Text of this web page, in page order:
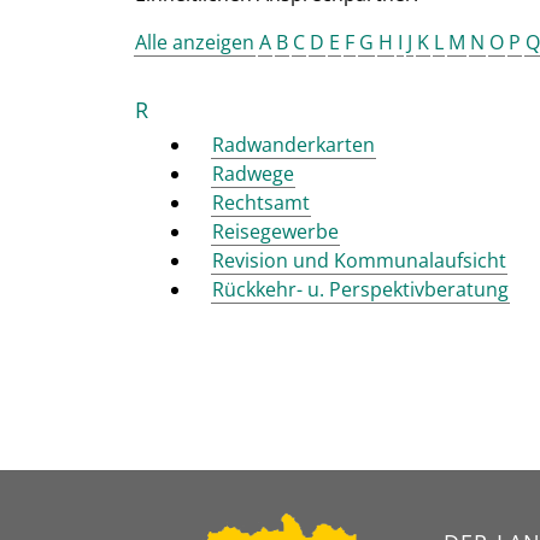
Alle anzeigen A B C D E F G H I J K L M N O P Q
R
Radwanderkarten
Radwege
Rechtsamt
Reisegewerbe
Revision und Kommunalaufsicht
Rückkehr- u. Perspektivberatung